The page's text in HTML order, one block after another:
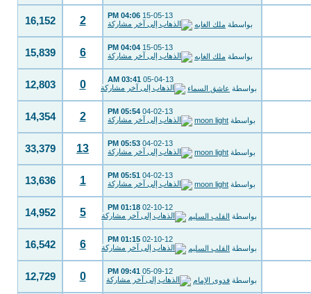
15-05-13
04:06 PM
بواسطة ملك الغابه 2
16,152
15-05-13
04:04 PM
بواسطة ملك الغابه 6
15,839
05-04-13
03:41 AM
بواسطة عاشق السماء 0
12,803
04-02-13
05:54 PM
بواسطة moon light
2
14,354
04-02-13
05:53 PM
بواسطة moon light
13
33,379
04-02-13
05:51 PM
بواسطة moon light
1
13,636
02-10-12
01:18 PM
بواسطة القلب السليم 5
14,952
02-10-12
01:15 PM
بواسطة القلب السليم 6
16,542
05-09-12
09:41 PM
بواسطة فدوى الإمام 0
12,729